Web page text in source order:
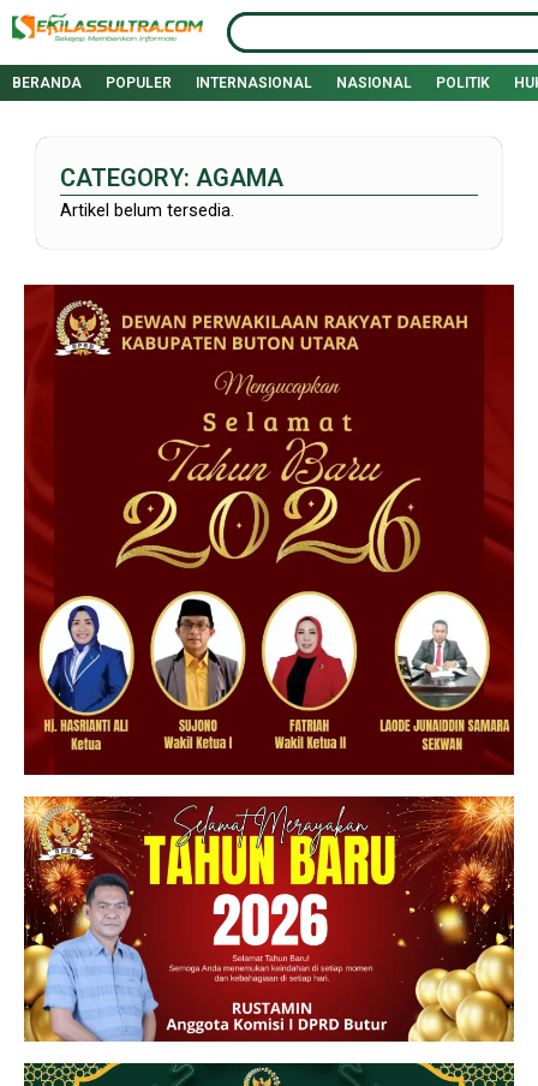
Lewati
ke
konten
Search
BERANDA POPULER INTERNASIONAL NASIONAL POLITIK
CATEGORY: AGAMA
Artikel belum tersedia.